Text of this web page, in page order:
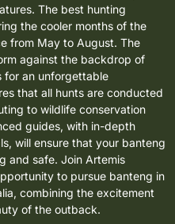
The best hunting
the cooler months of the
from May to August. The
against the backdrop of
for an unforgettable
that all hunts are conducted
to wildlife conservation
guides, with in-depth
will ensure that your banteng
and safe. Join Artemis
to pursue banteng in
combining the excitement
of the outback.